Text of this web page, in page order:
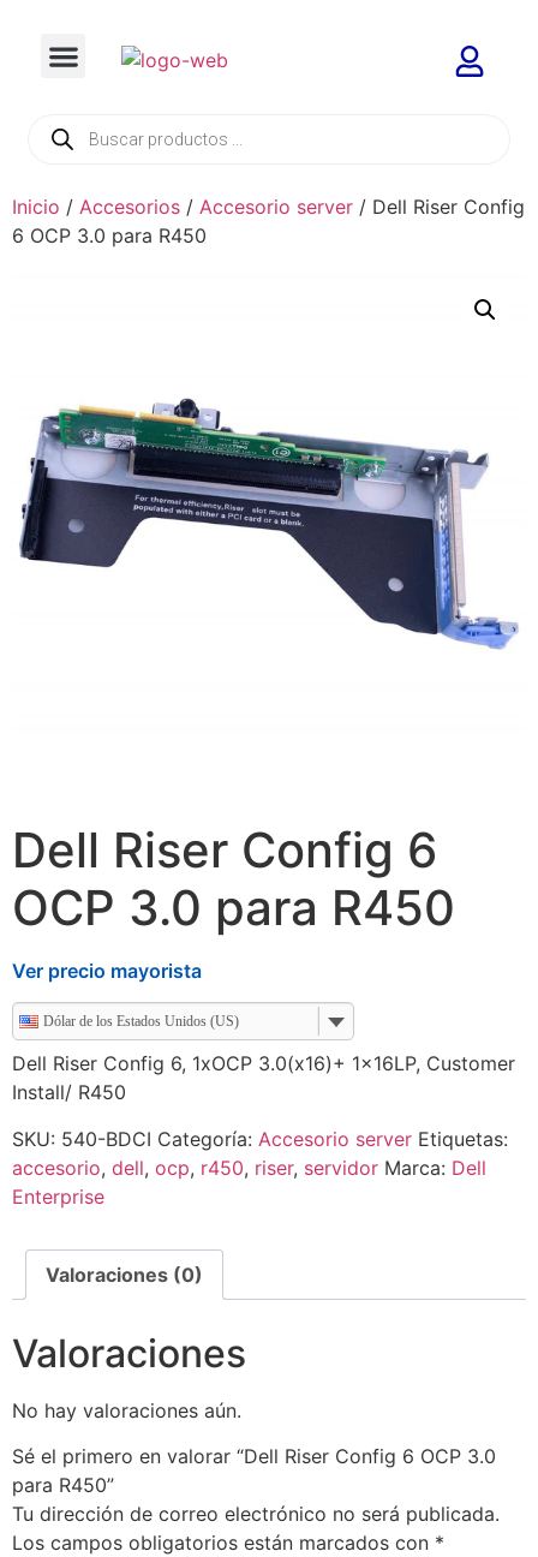
Inicio / Accesorios / Accesorio server / Dell Riser Config
6 OCP 3.0 para R450
Dell Riser Config 6
OCP 3.0 para R450
Ver precio mayorista
Dólar de los Estados Unidos (US)
Dell Riser Config 6, 1xOCP 3.0(x16)+ 1x16LP, Customer
Install/ R450
SKU: 540-BDCI Categoría: Accesorio server Etiquetas:
accesorio, dell, ocp, r450, riser, servidor Marca: Dell
Enterprise
Valoraciones (0)
Valoraciones
No hay valoraciones aún.
Sé el primero en valorar “Dell Riser Config 6 OCP 3.0
para R450”
Tu dirección de correo electrónico no será publicada.
Los campos obligatorios están marcados con *